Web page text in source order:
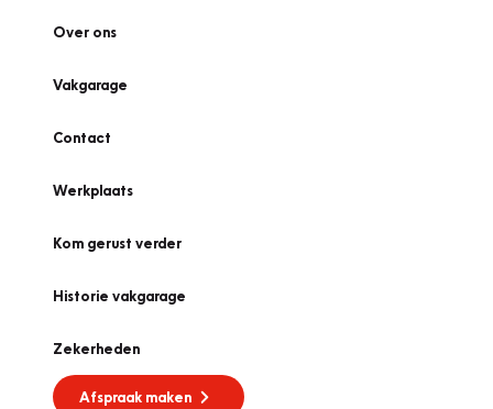
Over ons
Vakgarage
Contact
Werkplaats
Kom gerust verder
Historie vakgarage
Zekerheden
Afspraak maken